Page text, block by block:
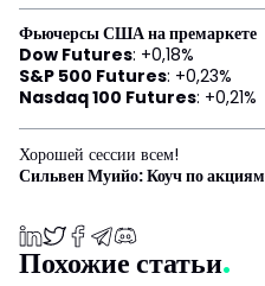
Фьючерсы США на премаркете
Dow Futures: +0,18%
S&P 500 Futures: +0,23%
Nasdaq 100 Futures: +0,21%
Хорошей сессии всем!
Сильвен Муийо: Коуч по акциям
Похожие статьи